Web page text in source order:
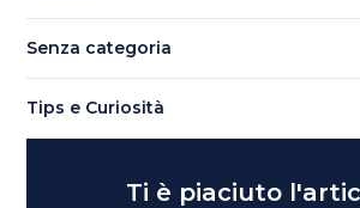
Senza categoria
Tips e Curiosità
Ti è piaciuto